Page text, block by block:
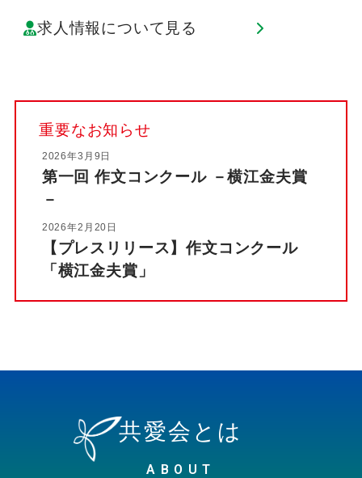
求人情報について見る
重要なお知らせ
2026年3月9日
第一回 作文コンクール －横江金夫賞
－
2026年2月20日
【プレスリリース】作文コンクール
「横江金夫賞」
共愛会とは
ABOUT